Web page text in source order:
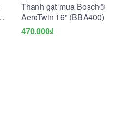
Thanh gạt mưa Bosch®
AeroTwin 16" (BBA400)
470.000₫